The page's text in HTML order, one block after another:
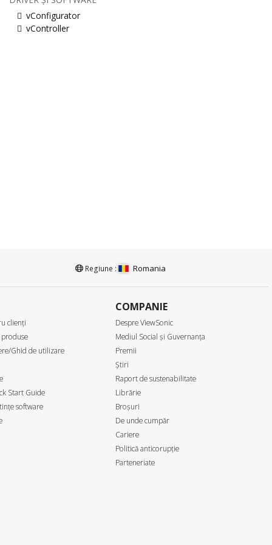
vConfigurator
vController
Regiune : Romania
clienți
Ghid de utilizare
Start Guide
software
COMPANIE
Despre ViewSonic
Mediul Social și Guvernanța
Premii
Știri
Raport de sustenabilitate
Librărie
Broșuri
De unde cumpăr
Cariere
Politică anticorupție
Parteneriate